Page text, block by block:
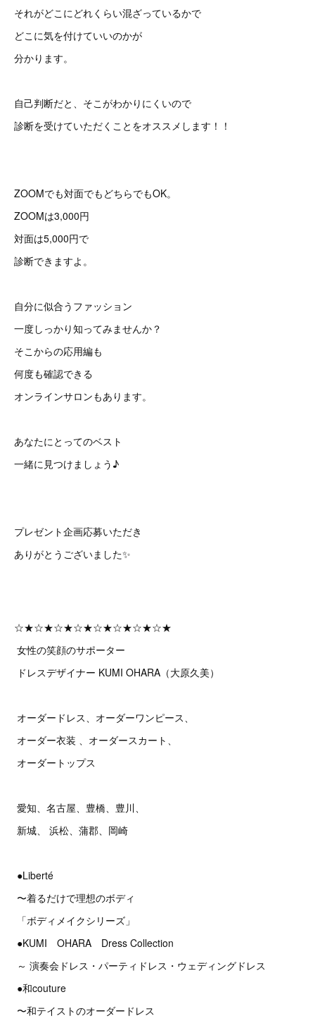
それがどこにどれくらい混ざっているかで
どこに気を付けていいのかが
分かります。
自己判断だと、そこがわかりにくいので
診断を受けていただくことをオススメします！！
ZOOMでも対面でもどちらでもOK。
ZOOMは3,000円
対面は5,000円で
診断できますよ。
自分に似合うファッション
一度しっかり知ってみませんか？
そこからの応用編も
何度も確認できる
オンラインサロンもあります。
あなたにとってのベスト
一緒に見つけましょう♪
プレゼント企画応募いただき
ありがとうございました✨
☆★☆★☆★☆★☆★☆★☆★☆★
女性の笑顔のサポーター
ドレスデザイナー KUMI OHARA（大原久美）
オーダードレス、オーダーワンピース、
オーダー衣装 、オーダースカート、
オーダートップス
愛知、名古屋、豊橋、豊川、
新城、 浜松、蒲郡、岡崎
●Liberté
〜着るだけで理想のボディ
「ボディメイクシリーズ」
●KUMI OHARA Dress Collection
～ 演奏会ドレス・パーティドレス・ウェディングドレス
●和couture
〜和テイストのオーダードレス